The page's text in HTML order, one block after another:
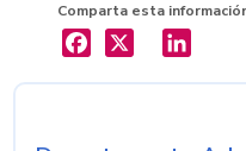
Comparta esta
X LinkedIn